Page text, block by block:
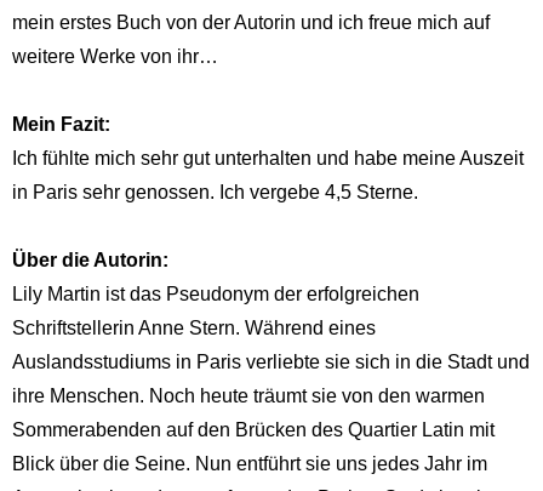
mein erstes Buch von der Autorin und ich freue mich auf
weitere Werke von ihr…
Mein Fazit:
Ich fühlte mich sehr gut unterhalten und habe meine Auszeit
in Paris sehr genossen. Ich vergebe 4,5 Sterne.
Über die Autorin:
Lily Martin ist das Pseudonym der erfolgreichen
Schriftstellerin Anne Stern. Während eines
Auslandsstudiums in Paris verliebte sie sich in die Stadt und
ihre Menschen. Noch heute träumt sie von den warmen
Sommerabenden auf den Brücken des Quartier Latin mit
Blick über die Seine. Nun entführt sie uns jedes Jahr im